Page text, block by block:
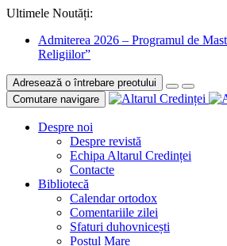
Ultimele Noutăți:
Admiterea 2026 – Programul de
Religiilor”
Adresează o întrebare preotului
Comutare navigare
Despre noi
Despre revistă
Echipa Altarul Credinței
Contacte
Bibliotecă
Calendar ortodox
Comentariile zilei
Sfaturi duhovnicești
Postul Mare